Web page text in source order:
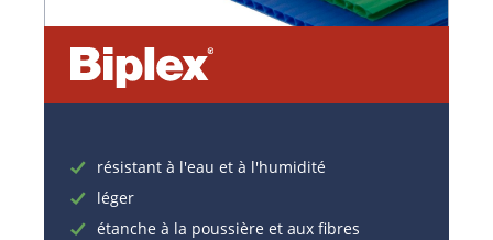
résistant à l'eau et à l'humidité
léger
étanche à la poussière et aux fibres